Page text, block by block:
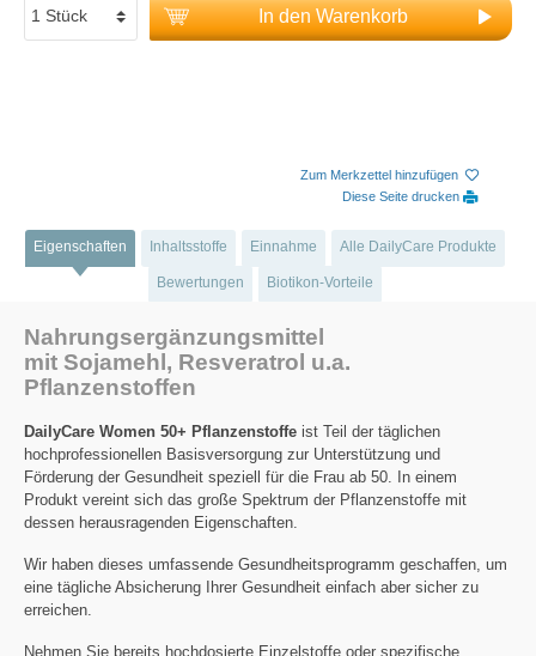
In den Warenkorb
Zum Merkzettel hinzufügen
Diese Seite drucken
Eigenschaften Inhaltsstoffe Einnahme Alle DailyCare Produkte
Bewertungen Biotikon-Vorteile
Nahrungsergänzungsmittel
mit Sojamehl, Resveratrol u.a.
Pflanzenstoffen
DailyCare Women 50+ Pflanzenstoffe ist Teil der täglichen
hochprofessionellen Basisversorgung zur Unterstützung und
Förderung der Gesundheit speziell für die Frau ab 50. In einem
Produkt vereint sich das große Spektrum der Pflanzenstoffe mit
dessen herausragenden Eigenschaften.
Wir haben dieses umfassende Gesundheitsprogramm geschaffen, um
eine tägliche Absicherung Ihrer Gesundheit einfach aber sicher zu
erreichen.
Nehmen Sie bereits hochdosierte Einzelstoffe oder spezifische